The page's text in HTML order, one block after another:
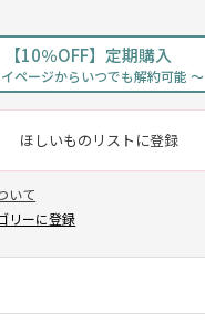
【10％OFF】定期購入
ページからいつでも解約可能 ～
ほしいものリストに登録
いて
リーに登録